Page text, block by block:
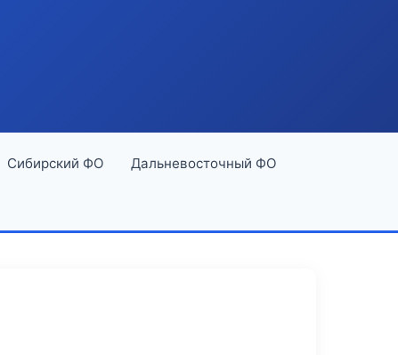
Сибирский ФО Дальневосточный ФО